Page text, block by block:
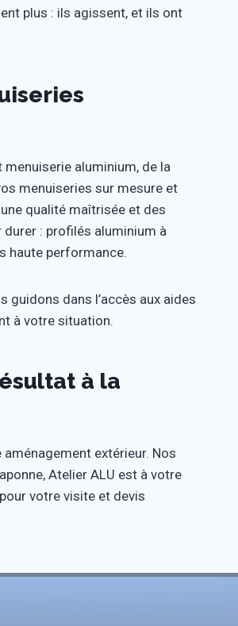
plus : ils agissent, et ils ont
aluminium, de la
menuiseries sur mesure et
qualité maîtrisée et des
: profilés aluminium à
haute performance.
dans l’accès aux aides
à votre situation.
à la
extérieur. Nos
Atelier ALU est à votre
votre visite et devis